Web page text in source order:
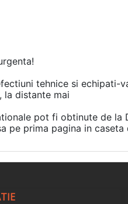
tehnice si echipati-
la distante mai
pot fi obtinute de
prima pagina in